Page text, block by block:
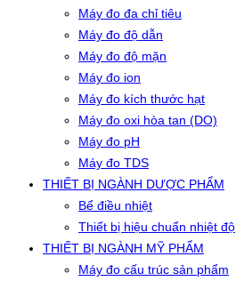
Máy đo đa chỉ tiêu
Máy đo độ dẫn
Máy đo độ mặn
Máy đo ion
Máy đo kích thước hạt
Máy đo oxi hòa tan (DO)
Máy đo pH
Máy đo TDS
THIẾT BỊ NGÀNH DƯỢC PHẨM
Bể điều nhiệt
Thiết bị hiệu chuẩn nhiệt độ
THIẾT BỊ NGÀNH MỸ PHẨM
Máy đo cấu trúc sản phẩm